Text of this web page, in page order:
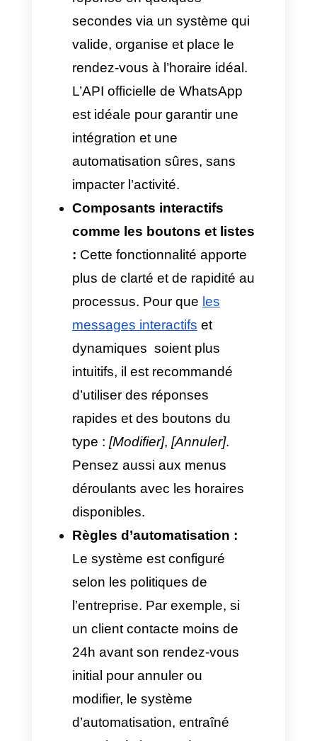
La gestion manuelle pour
attribuer, modifier, annuler et
reprogrammer coûte cher aux
entreprises qui doivent prioriser
finances et productivité. Un seul
changement demandé par un
client déclenche une chaîne
d’interactions, saturant la boîte
de réception et détournant les
conseillers des tâches à plus
forte valeur ajoutée.
Comment réduire cette
charge d’un point de vue
technique ?
Pour que l’automatisation des
réservations WhatsApp avec IA
soit vraiment efficace et
réponde avec succès à la
planification des rendez-vous,
l’infrastructure doit réunir trois
facteurs technologiques :
Intégration de l’API officielle
avec le calendrier
d’entreprise :La clé pour que